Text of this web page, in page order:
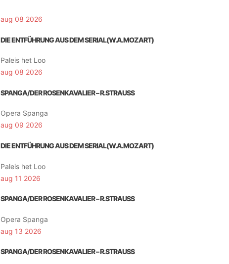
aug 08 2026
DIE ENTFÜHRUNG AUS DEM SERIAL(W.A.MOZART)
Paleis het Loo
aug 08 2026
SPANGA/DER ROSENKAVALIER – R.STRAUSS
Opera Spanga
aug 09 2026
DIE ENTFÜHRUNG AUS DEM SERIAL(W.A.MOZART)
Paleis het Loo
aug 11 2026
SPANGA/DER ROSENKAVALIER – R.STRAUSS
Opera Spanga
aug 13 2026
SPANGA/DER ROSENKAVALIER – R.STRAUSS